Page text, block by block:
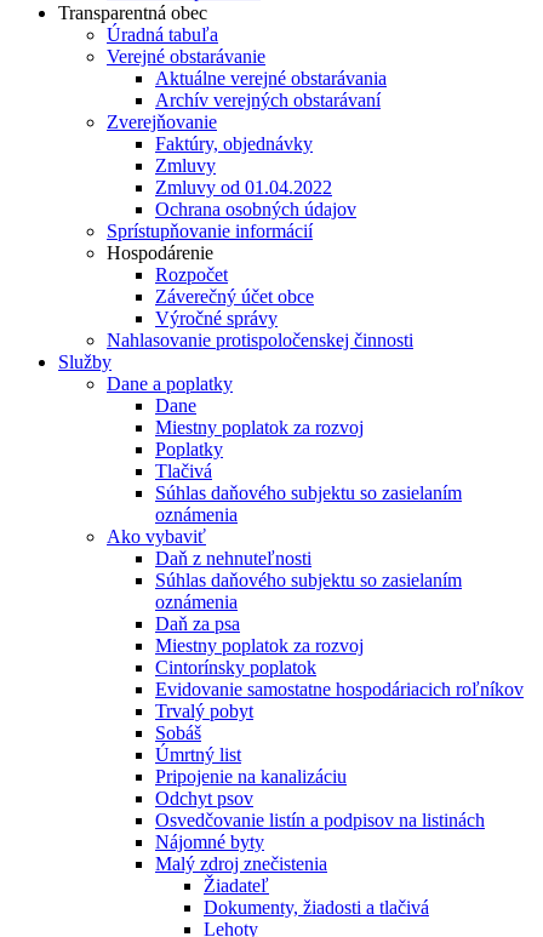
Transparentná obec
Úradná tabuľa
Verejné obstarávanie
Aktuálne verejné obstarávania
Archív verejných obstarávaní
Zverejňovanie
Faktúry, objednávky
Zmluvy
Zmluvy od 01.04.2022
Ochrana osobných údajov
Sprístupňovanie informácií
Hospodárenie
Rozpočet
Záverečný účet obce
Výročné správy
Nahlasovanie protispoločenskej činnosti
Služby
Dane a poplatky
Dane
Miestny poplatok za rozvoj
Poplatky
Tlačivá
Súhlas daňového subjektu so zasielaním
oznámenia
Ako vybaviť
Daň z nehnuteľnosti
Súhlas daňového subjektu so zasielaním
oznámenia
Daň za psa
Miestny poplatok za rozvoj
Cintorínsky poplatok
Evidovanie samostatne hospodáriacich roľníkov
Trvalý pobyt
Sobáš
Úmrtný list
Pripojenie na kanalizáciu
Odchyt psov
Osvedčovanie listín a podpisov na listinách
Nájomné byty
Malý zdroj znečistenia
Žiadateľ
Dokumenty, žiadosti a tlačivá
Lehoty